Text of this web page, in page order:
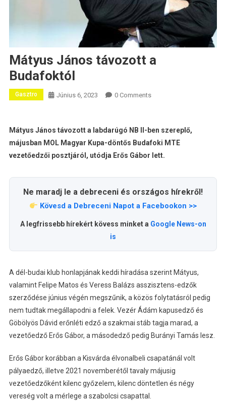
Mátyus János távozott a
Budafoktól
Gasztro Június 6, 2023 0 Comments
Mátyus János távozott a labdarúgó NB II-ben szereplő,
májusban MOL Magyar Kupa-döntős Budafoki MTE
vezetőedzői posztjáról, utódja Erős Gábor lett.
Ne maradj le a debreceni és országos hírekről!
Kövesd a Debreceni Napot a Facebookon >>
A legfrissebb hírekért kövess minket a Google News-on
is
A dél-budai klub honlapjának keddi híradása szerint Mátyus,
valamint Felipe Matos és Veress Balázs asszisztens-edzők
szerződése június végén megszűnik, a közös folytatásról pedig
nem tudtak megállapodni a felek. Vezér Ádám kapusedző és
Göbölyös Dávid erőnléti edző a szakmai stáb tagja marad, a
vezetőedző Erős Gábor, a másodedző pedig Burányi Tamás lesz.
Erős Gábor korábban a Kisvárda élvonalbeli csapatánál volt
pályaedző, illetve 2021 novemberétől tavaly májusig
vezetőedzőként kilenc győzelem, kilenc döntetlen és négy
vereség volt a mérlege a szabolcsi csapattal.